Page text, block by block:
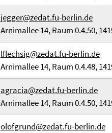
jegger@zedat.fu-berlin.de
Arnimallee 14, Raum 0.4.50,
lflechsig@zedat.fu-berlin.de
Arnimallee 14, Raum 0.4.48,
agracia@zedat.fu-berlin.de
Arnimallee 14, Raum 0.4.50,
olofgrund@zedat.fu-berlin.de